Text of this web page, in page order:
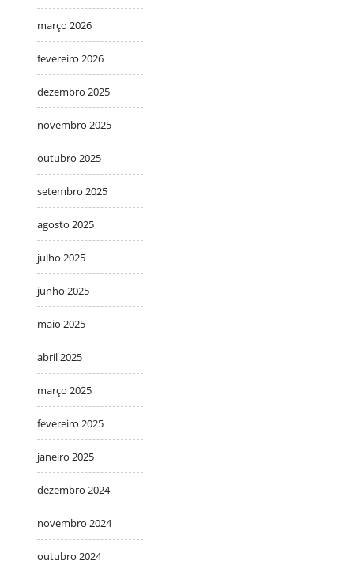
março 2026
fevereiro 2026
dezembro 2025
novembro 2025
outubro 2025
setembro 2025
agosto 2025
julho 2025
junho 2025
maio 2025
abril 2025
março 2025
fevereiro 2025
janeiro 2025
dezembro 2024
novembro 2024
outubro 2024